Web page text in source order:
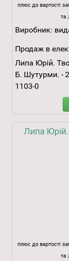
плюс до вартості
та
Виробник:
Продаж в
Липа Юрій.
Б. Шутурми. -
1103-0
Липа
плюс до вартості
та